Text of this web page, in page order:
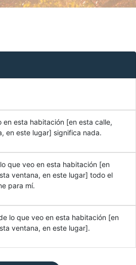
en esta habitación [en esta calle,
en este lugar] significa nada.
que veo en esta habitación [en
ventana, en este lugar] todo el
para mí.
lo que veo en esta habitación [en
ventana, en este lugar].